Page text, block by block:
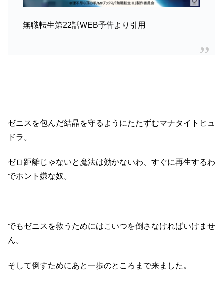
無職転生第22話WEB予告より引用
ゼニスを包んだ結晶を守るようにたたずむマナタイトヒュ
ドラ。
ゼロ距離じゃないと魔法は効かないわ、すぐに再生するわ
でホント嫌な奴。
でもゼニスを救うためにはこいつを倒さなければいけませ
ん。
そして倒すためにあと一歩のところまで来ました。